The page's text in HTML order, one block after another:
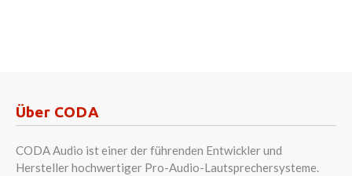
Über CODA
CODA Audio ist einer der führenden Entwickler und
Hersteller hochwertiger Pro-Audio-Lautsprechersysteme.